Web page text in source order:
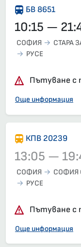
БВ 8651
10:15 —
СОФИЯ СТАРА
РУСЕ
Пътуване с
Още информация
Влак 20239, 13:05
КПВ 20239
13:05 —
СОФИЯ СОФИЯ
РУСЕ
Пътуване с
Още информация